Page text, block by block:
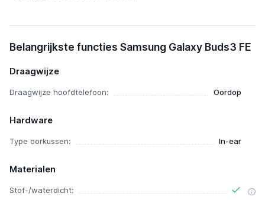
€ 78,95
Belangrijkste functies Samsung Galaxy Buds3 FE
Draagwijze
Draagwijze hoofdtelefoon: Oordop
Hardware
Type oorkussen: In-ear
Materialen
Stof-/waterdicht: